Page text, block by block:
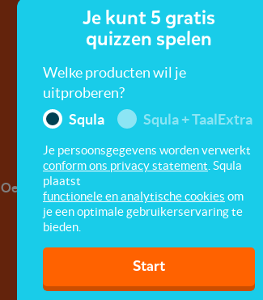
Oefen met de letter y. A, b, c, leer alle letters
alfabet!
Je kunt 5 gratis
quizzen spelen
Welke producten wil je
uitproberen?
Squla
Squla + TaalExtra
Je persoonsgegevens worden verwerkt
conform ons privacy statement . Squla
plaatst
functionele en analytische cookies om
je een optimale gebruikerservaring te
bieden.
Start